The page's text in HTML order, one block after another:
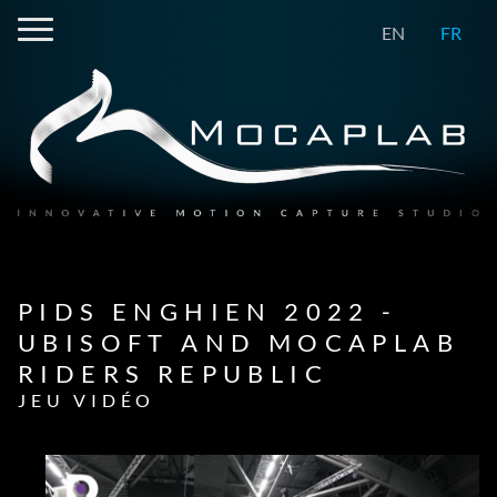
EN FR
PIDS ENGHIEN 2022 -
UBISOFT AND MOCAPLAB
RIDERS REPUBLIC
JEU VIDÉO